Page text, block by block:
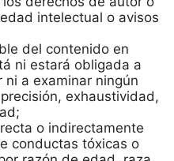
intelectual o avisos
del contenido en
ni estará obligada a
ni a examinar ningún
exhaustividad,
o indirectamente
conductas tóxicas o